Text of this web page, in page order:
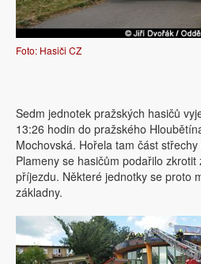
Foto: Hasiči CZ
Sedm jednotek pražských hasičů
13:26 hodin do pražského
Mochovská. Hořela tam část
Plameny se hasičům podařilo
příjezdu. Některé jednotky se proto
základny.